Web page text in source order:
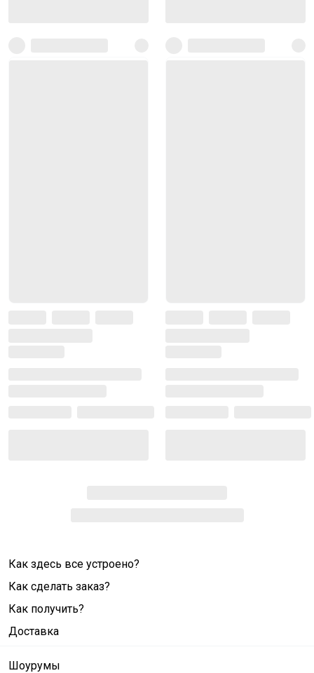
Как здесь все устроено?
Как сделать заказ?
Как получить?
Доставка
Шоурумы